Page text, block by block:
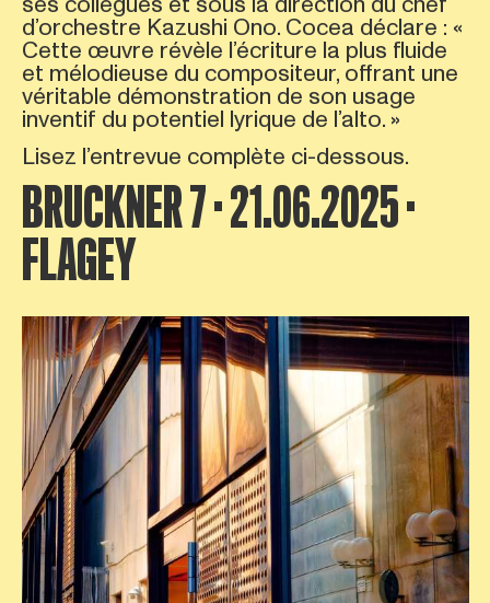
d’orchestre Kazushi Ono. Cocea déclare : «
Cette œuvre révèle l’écriture la plus fluide
et mélodieuse du compositeur, offrant une
véritable démonstration de son usage
inventif du potentiel lyrique de l’alto. »
Lisez l’entrevue complète ci-dessous.
BRUCKNER 7 · 21.06.2025 ·
FLAGEY